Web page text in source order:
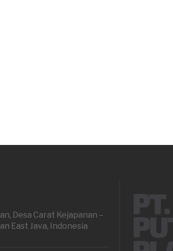
Desa Carat Kejapanan –
East Java, Indonesia